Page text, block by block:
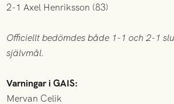
2-1 Axel Henriksson (83)
Officiellt bedömdes både 1-1 och 2-1
självmål.
Varningar i GAIS:
Mervan Celik